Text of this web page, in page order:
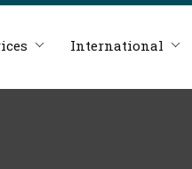
International